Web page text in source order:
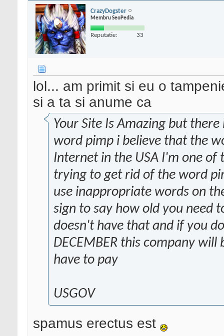
CrazyDogster
Membru SeoPedia
Reputatie: 33
lol... am primit si eu o
si a ta si anume ca
Your Site Is Amazing but
word pimp i believe that the
Internet in the USA I'm one
trying to get rid of the word
use inappropriate words on
sign to say how old you need
doesn't have that and if you
DECEMBER this company
have to pay
USGOV
spamus erectus est